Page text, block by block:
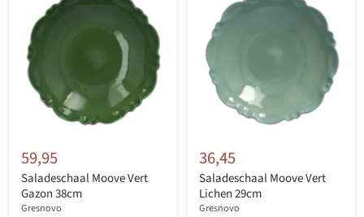
59,95
Saladeschaal Moove Vert
Gazon 38cm
Gresnovo
36,45
Saladeschaal Moove Vert
Lichen 29cm
Gresnovo